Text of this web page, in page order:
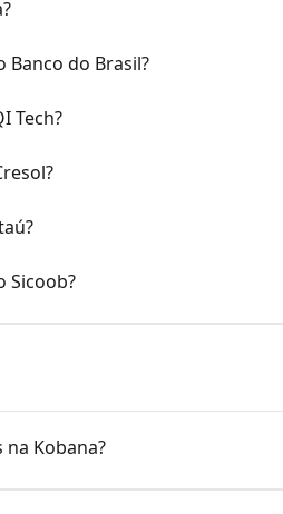
Banco do Brasil?
Tech?
Sicoob?
Kobana?